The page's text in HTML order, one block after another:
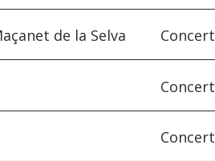
de la Selva